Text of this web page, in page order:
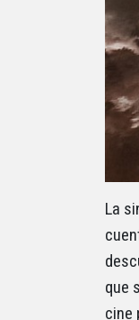
La
que
cine